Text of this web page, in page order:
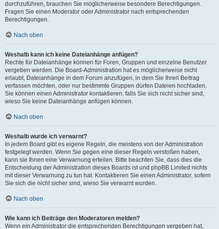
durchzuführen, brauchen Sie möglicherweise besondere Berechtigungen.
Fragen Sie einen Moderator oder Administrator nach entsprechenden
Berechtigungen.
Nach oben
Weshalb kann ich keine Dateianhänge anfügen?
Rechte für Dateianhänge können für Foren, Gruppen und einzelne Benutzer
vergeben werden. Die Board-Administration hat es möglicherweise nicht
erlaubt, Dateianhänge in dem Forum anzufügen, in dem Sie Ihren Beitrag
verfassen möchten, oder nur bestimmte Gruppen dürfen Dateien hochladen.
Sie können einen Administrator kontaktieren, falls Sie sich nicht sicher sind,
wieso Sie keine Dateianhänge anfügen können.
Nach oben
Weshalb wurde ich verwarnt?
In jedem Board gibt es eigene Regeln, die meistens von der Administration
festgelegt werden. Wenn Sie gegen eine dieser Regeln verstoßen haben,
kann sie Ihnen eine Verwarnung erteilen. Bitte beachten Sie, dass dies die
Entscheidung der Administration dieses Boards ist und phpBB Limited nichts
mit dieser Verwarnung zu tun hat. Kontaktieren Sie einen Administrator, sofern
Sie sich die nicht sicher sind, wieso Sie verwarnt wurden.
Nach oben
Wie kann ich Beiträge den Moderatoren melden?
Wenn ein Administrator die entsprechenden Berechtigungen vergeben hat,